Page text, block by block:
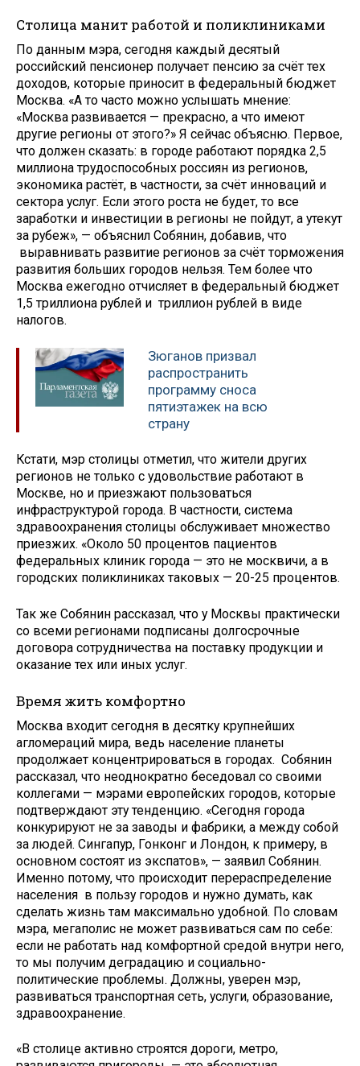
Столица манит работой и поликлиниками
По данным мэра, сегодня каждый десятый
российский пенсионер получает пенсию за счёт тех
доходов, которые приносит в федеральный бюджет
Москва. «А то часто можно услышать мнение:
«Москва развивается — прекрасно, а что имеют
другие регионы от этого?» Я сейчас объясню. Первое,
что должен сказать: в городе работают порядка 2,5
миллиона трудоспособных россиян из регионов,
экономика растёт, в частности, за счёт инноваций и
сектора услуг. Если этого роста не будет, то все
заработки и инвестиции в регионы не пойдут, а утекут
за рубеж», — объяснил Собянин, добавив, что
выравнивать развитие регионов за счёт торможения
развития больших городов нельзя. Тем более что
Москва ежегодно отчисляет в федеральный бюджет
1,5 триллиона рублей и триллион рублей в виде
налогов.
Зюганов призвал
распространить
программу сноса
пятиэтажек на всю
страну
Кстати, мэр столицы отметил, что жители других
регионов не только с удовольствие работают в
Москве, но и приезжают пользоваться
инфраструктурой города. В частности, система
здравоохранения столицы обслуживает множество
приезжих. «Около 50 процентов пациентов
федеральных клиник города — это не москвичи, а в
городских поликлиниках таковых — 20-25 процентов.
Так же Собянин рассказал, что у Москвы практически
со всеми регионами подписаны долгосрочные
договора сотрудничества на поставку продукции и
оказание тех или иных услуг.
Время жить комфортно
Москва входит сегодня в десятку крупнейших
агломераций мира, ведь население планеты
продолжает концентрироваться в городах. Собянин
рассказал, что неоднократно беседовал со своими
коллегами — мэрами европейских городов, которые
подтверждают эту тенденцию. «Сегодня города
конкурируют не за заводы и фабрики, а между собой
за людей. Сингапур, Гонконг и Лондон, к примеру, в
основном состоят из экспатов», — заявил Собянин.
Именно потому, что происходит перераспределение
населения в пользу городов и нужно думать, как
сделать жизнь там максимально удобной. По словам
мэра, мегаполис не может развиваться сам по себе:
если не работать над комфортной средой внутри него,
то мы получим деградацию и социально-
политические проблемы. Должны, уверен мэр,
развиваться транспортная сеть, услуги, образование,
здравоохранение.
«В столице активно строятся дороги, метро,